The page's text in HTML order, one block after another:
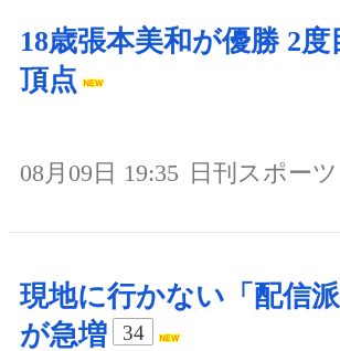
18歳張本美和が優勝 2度
頂点
08月09日 19:35 日刊スポーツ
現地に行かない「配信派
が急増
34